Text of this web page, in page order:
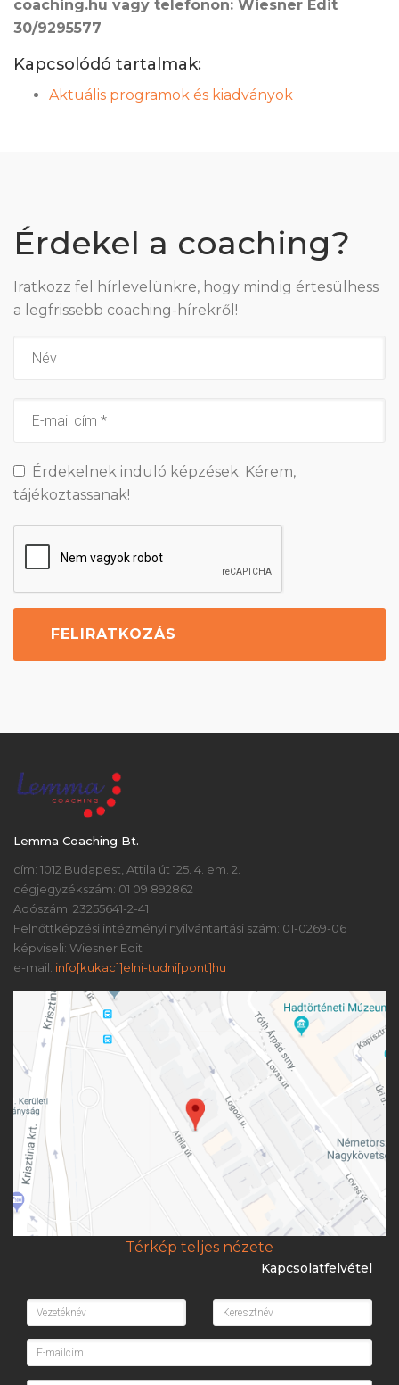
coaching.hu vagy telefonon: Wiesner Edit
30/9295577
Kapcsolódó tartalmak:
Aktuális programok és kiadványok
Érdekel a coaching?
Iratkozz fel hírlevelünkre, hogy mindig értesülhess
a legfrissebb coaching-hírekről!
Érdekelnek induló képzések. Kérem,
tájékoztassanak!
Lemma Coaching Bt.
cím: 1012 Budapest, Attila út 125. 4. em. 2.
cégjegyzékszám: 01 09 892862
Adószám: 23255641-2-41
Felnőttképzési intézményi nyilvántartási szám: 01-0269-06
képviseli: Wiesner Edit
e-mail: info[kukac]]elni-tudni[pont]hu
Térkép teljes nézete
Kapcsolatfelvétel